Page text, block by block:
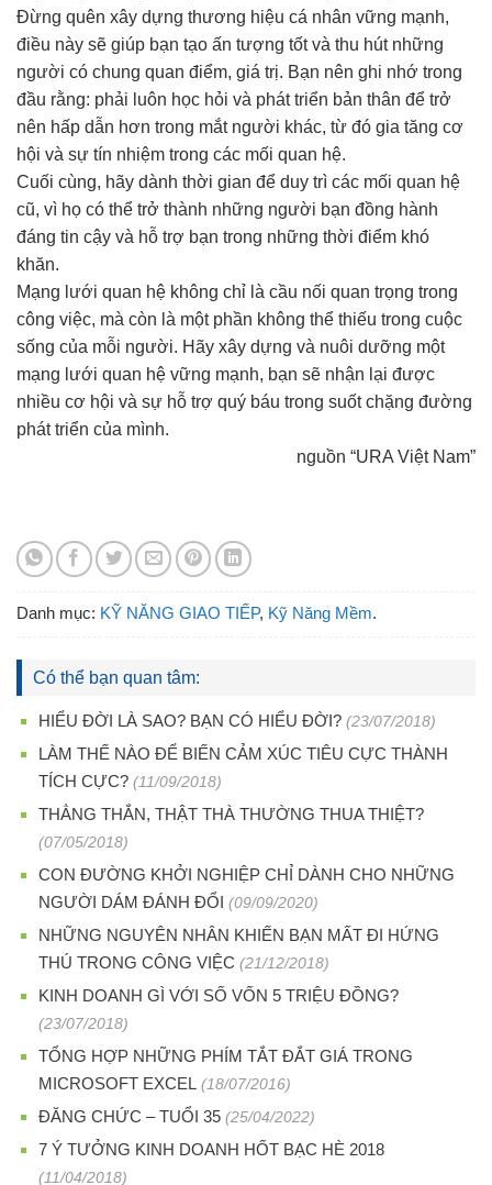
Đừng quên xây dựng thương hiệu cá nhân vững mạnh,
điều này sẽ giúp bạn tạo ấn tượng tốt và thu hút những
người có chung quan điểm, giá trị. Bạn nên ghi nhớ trong
đầu rằng: phải luôn học hỏi và phát triển bản thân để trở
nên hấp dẫn hơn trong mắt người khác, từ đó gia tăng cơ
hội và sự tín nhiệm trong các mối quan hệ.
Cuối cùng, hãy dành thời gian để duy trì các mối quan hệ
cũ, vì họ có thể trở thành những người bạn đồng hành
đáng tin cậy và hỗ trợ bạn trong những thời điểm khó
khăn.
Mạng lưới quan hệ không chỉ là cầu nối quan trọng trong
công việc, mà còn là một phần không thể thiếu trong cuộc
sống của mỗi người. Hãy xây dựng và nuôi dưỡng một
mạng lưới quan hệ vững mạnh, bạn sẽ nhận lại được
nhiều cơ hội và sự hỗ trợ quý báu trong suốt chặng đường
phát triển của mình.
nguồn “URA Việt Nam”
Danh mục: KỸ NĂNG GIAO TIẾP, Kỹ Năng Mềm.
Có thể bạn quan tâm:
HIỂU ĐỜI LÀ SAO? BẠN CÓ HIỂU ĐỜI? (23/07/2018)
LÀM THẾ NÀO ĐỂ BIẾN CẢM XÚC TIÊU CỰC THÀNH
TÍCH CỰC? (11/09/2018)
THẲNG THẮN, THẬT THÀ THƯỜNG THUA THIỆT?
(07/05/2018)
CON ĐƯỜNG KHỞI NGHIỆP CHỈ DÀNH CHO NHỮNG
NGƯỜI DÁM ĐÁNH ĐỔI (09/09/2020)
NHỮNG NGUYÊN NHÂN KHIẾN BẠN MẤT ĐI HỨNG
THÚ TRONG CÔNG VIỆC (21/12/2018)
KINH DOANH GÌ VỚI SỐ VỐN 5 TRIỆU ĐỒNG?
(23/07/2018)
TỔNG HỢP NHỮNG PHÍM TẮT ĐẮT GIÁ TRONG
MICROSOFT EXCEL (18/07/2016)
ĐĂNG CHỨC – TUỔI 35 (25/04/2022)
7 Ý TƯỞNG KINH DOANH HỐT BẠC HÈ 2018
(11/04/2018)